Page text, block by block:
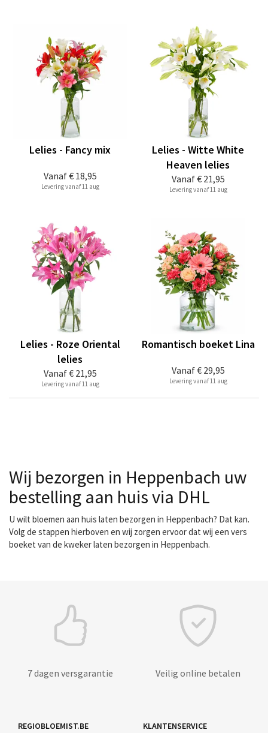
Vanaf€ 18,95
Lelies - Fancy mix
Levering vanaf 11 aug
Vanaf€ 21,95
Lelies - Witte White
Heaven lelies
Levering vanaf 11 aug
Vanaf€ 21,95
Lelies - Roze Oriental
lelies
Levering vanaf 11 aug
Vanaf€ 29,95
Romantisch boeket Lina
Levering vanaf 11 aug
Wij bezorgen in Heppenbach uw
bestelling aan huis via DHL
U wilt bloemen aan huis laten bezorgen in Heppenbach? Dat kan.
Volg de stappen hierboven en wij zorgen ervoor dat wij een vers
boeket van de kweker laten bezorgen in Heppenbach.
7 dagen versgarantie Veilig online betalen
REGIOBLOEMIST.BE KLANTENSERVICE